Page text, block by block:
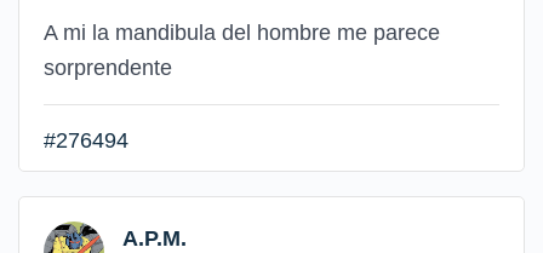
A mi la mandibula del hombre me parece
sorprendente
#276494
A.P.M.